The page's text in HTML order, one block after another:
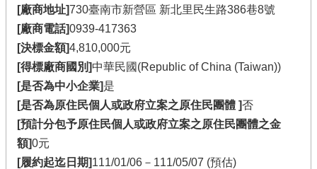
[廠商地址]730臺南市新營區 新北里民生路386巷8號
[廠商電話]0939-417363
[決標金額]4,810,000元
[得標廠商國別]中華民國(Republic of China (Taiwan))
[是否為中小企業]是
[是否為原住民個人或政府立案之原住民團體 ]否
[預計分包予原住民個人或政府立案之原住民團體之金
額]0元
[履約起迄日期]111/01/06－111/05/07 (預估)